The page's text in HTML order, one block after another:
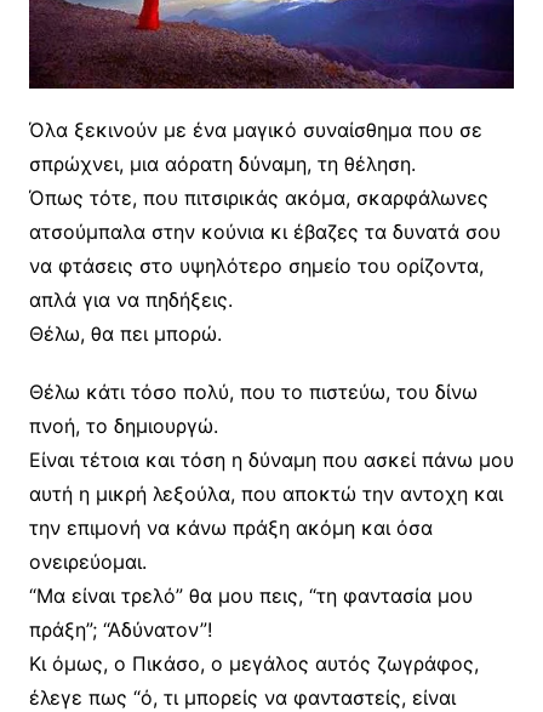
Όλα ξεκινούν με ένα μαγικό συναίσθημα που σε
σπρώχνει, μια αόρατη δύναμη, τη θέληση.
Όπως τότε, που πιτσιρικάς ακόμα, σκαρφάλωνες
ατσούμπαλα στην κούνια κι έβαζες τα δυνατά σου
να φτάσεις στο υψηλότερο σημείο του ορίζοντα,
απλά για να πηδήξεις.
Θέλω, θα πει μπορώ.
Θέλω κάτι τόσο πολύ, που το πιστεύω, του δίνω
πνοή, το δημιουργώ.
Είναι τέτοια και τόση η δύναμη που ασκεί πάνω μου
αυτή η μικρή λεξούλα, που αποκτώ την αντοχη και
την επιμονή να κάνω πράξη ακόμη και όσα
ονειρεύομαι.
“Μα είναι τρελό” θα μου πεις, “τη φαντασία μου
πράξη”; “Αδύνατον”!
Κι όμως, ο Πικάσο, ο μεγάλος αυτός ζωγράφος,
έλεγε πως “ό, τι μπορείς να φανταστείς, είναι